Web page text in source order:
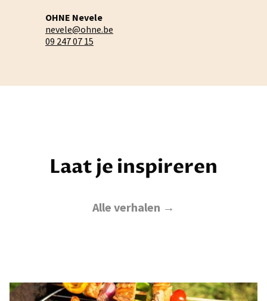
OHNE Nevele
nevele@ohne.be
09 247 07 15
Laat je inspireren
Alle verhalen →